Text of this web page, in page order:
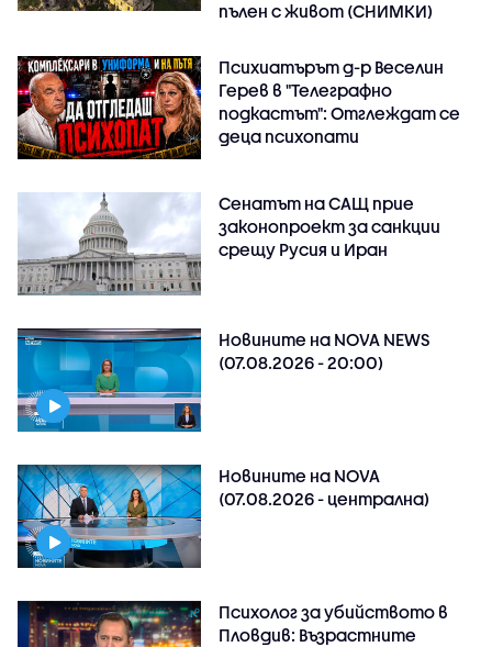
пълен с живот (СНИМКИ)
Психиатърът д-р Веселин
Герев в "Телеграфно
подкастът": Отглеждат се
деца психопати
Сенатът на САЩ прие
законопроект за санкции
срещу Русия и Иран
Новините на NOVA NEWS
(07.08.2026 - 20:00)
Новините на NOVA
(07.08.2026 - централна)
Психолог за убийството в
Пловдив: Възрастните